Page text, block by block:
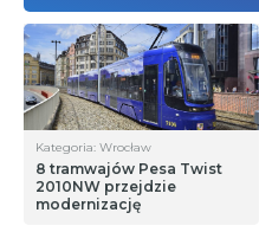
Kategoria: Wrocław
8 tramwajów Pesa Twist
2010NW przejdzie
modernizację